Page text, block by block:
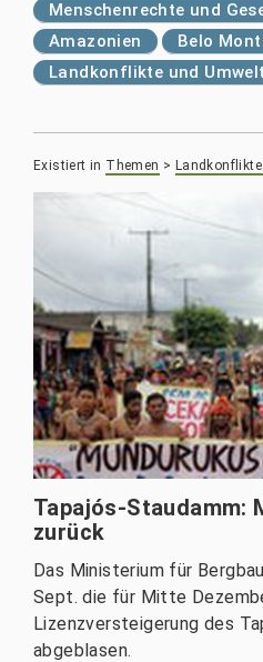
Menschenrechte und
Amazonien
Belo
Landkonflikte und Umwelt
Existiert in Themen >
Tapajós-Staudamm:
zurück
Das Ministerium für
Sept. die für Mitte
Lizenzversteigerung des
abgeblasen.